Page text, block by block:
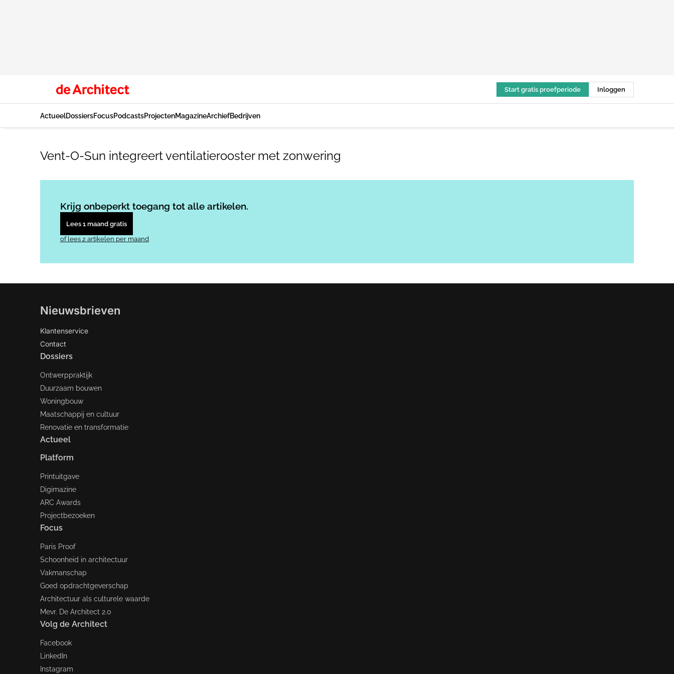
Start gratis proefperiode Inloggen
ActueelDossiersFocusPodcastsProjectenMagazineArchiefBedrijven
Vent-O-Sun integreert ventilatierooster met zonwering
Krijg onbeperkt toegang tot alle artikelen.
Lees 1 maand gratis
of lees 2 artikelen per maand
Nieuwsbrieven
Klantenservice
Contact
Dossiers
Ontwerppraktijk
Duurzaam bouwen
Woningbouw
Maatschappij en cultuur
Renovatie en transformatie
Actueel
Platform
Printuitgave
Digimazine
ARC Awards
Projectbezoeken
Focus
Paris Proof
Schoonheid in architectuur
Vakmanschap
Goed opdrachtgeverschap
Architectuur als culturele waarde
Mevr. De Architect 2.0
Volg de Architect
Facebook
LinkedIn
Instagram